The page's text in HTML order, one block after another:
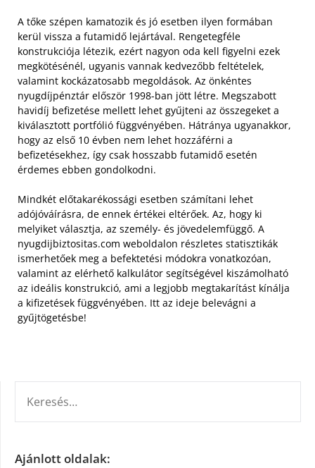
A tőke szépen kamatozik és jó esetben ilyen formában
kerül vissza a futamidő lejártával. Rengetegféle
konstrukciója létezik, ezért nagyon oda kell figyelni ezek
megkötésénél, ugyanis vannak kedvezőbb feltételek,
valamint kockázatosabb megoldások. Az önkéntes
nyugdíjpénztár először 1998-ban jött létre. Megszabott
havidíj befizetése mellett lehet gyűjteni az összegeket a
kiválasztott portfólió függvényében. Hátránya ugyanakkor,
hogy az első 10 évben nem lehet hozzáférni a
befizetésekhez, így csak hosszabb futamidő esetén
érdemes ebben gondolkodni.
Mindkét előtakarékossági esetben számítani lehet
adójóváírásra, de ennek értékei eltérőek. Az, hogy ki
melyiket választja, az személy- és jövedelemfüggő. A
nyugdijbiztositas.com weboldalon részletes statisztikák
ismerhetőek meg a befektetési módokra vonatkozóan,
valamint az elérhető kalkulátor segítségével kiszámolható
az ideális konstrukció, ami a legjobb megtakarítást kínálja
a kifizetések függvényében. Itt az ideje belevágni a
gyűjtögetésbe!
Ajánlott oldalak: